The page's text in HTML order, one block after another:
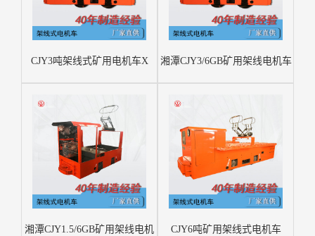
CJY3吨架线式矿用电机车X 湘潭CJY3/6GB矿用架线电机车
湘潭CJY1.5/6GB矿用架线电机
CJY6吨矿用架线式电机车